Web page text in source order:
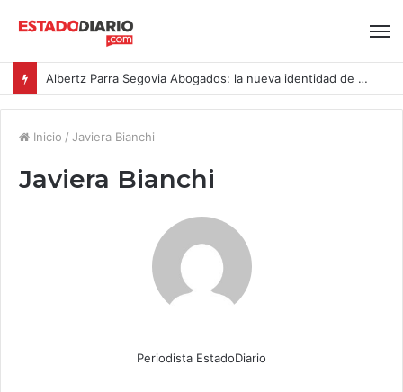
Albertz Parra Segovia Abogados: la nueva identidad de Segovia Consulting
Inicio / Javiera Bianchi
Javiera Bianchi
Periodista EstadoDiario